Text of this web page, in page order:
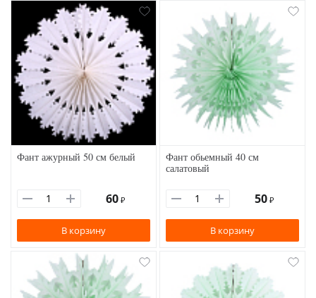
Фант ажурный 50 см белый
60 ₽
В корзину
Фант обьемный 40 см
салатовый
50 ₽
В корзину